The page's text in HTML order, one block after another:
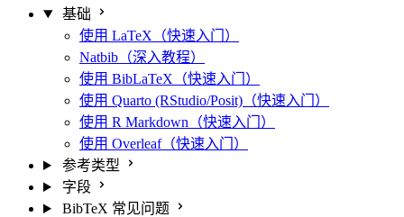
基础
使用 LaTeX（快速入门）
Natbib（深入教程）
使用 BibLaTeX（快速入门）
使用 Quarto (RStudio/Posit)（快速入门）
使用 R Markdown（快速入门）
使用 Overleaf（快速入门）
参考类型
字段
BibTeX 常见问题